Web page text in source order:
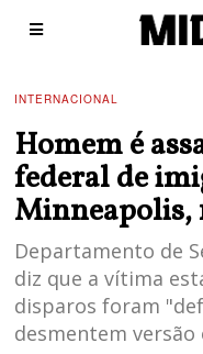
INTERNACIONAL
Homem é
federal de
Minneapolis,
Departamento de
diz que a vítima
disparos foram
desmentem versão